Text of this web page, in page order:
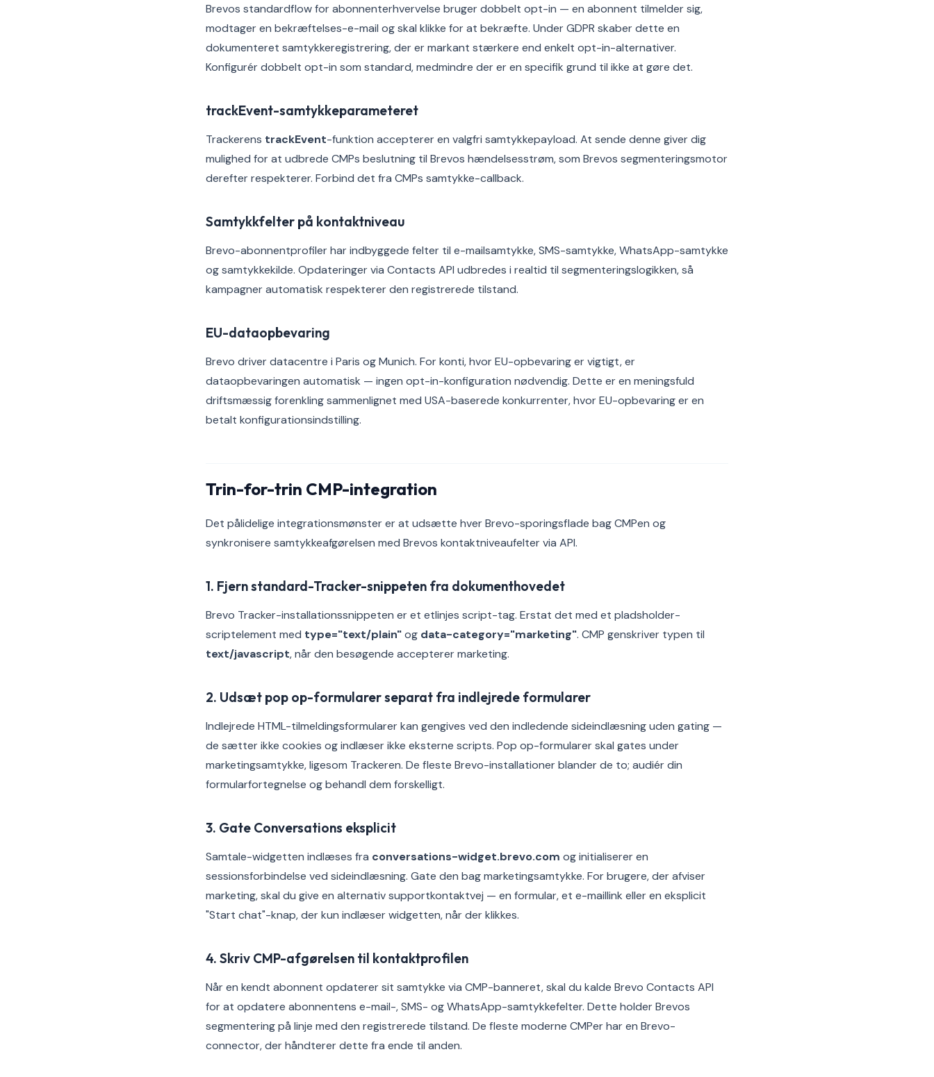
Brevos standardflow for abonnenterhvervelse bruger dobbelt opt-in — en abonnent tilmelder sig,
modtager en bekræftelses-e-mail og skal klikke for at bekræfte. Under GDPR skaber dette en
dokumenteret samtykkeregistrering, der er markant stærkere end enkelt opt-in-alternativer.
Konfigurér dobbelt opt-in som standard, medmindre der er en specifik grund til ikke at gøre det.
trackEvent-samtykkeparameteret
Trackerens trackEvent-funktion accepterer en valgfri samtykkepayload. At sende denne giver dig
mulighed for at udbrede CMPs beslutning til Brevos hændelsesstrøm, som Brevos segmenteringsmotor
derefter respekterer. Forbind det fra CMPs samtykke-callback.
Samtykkfelter på kontaktniveau
Brevo-abonnentprofiler har indbyggede felter til e-mailsamtykke, SMS-samtykke, WhatsApp-samtykke
og samtykkekilde. Opdateringer via Contacts API udbredes i realtid til segmenteringslogikken, så
kampagner automatisk respekterer den registrerede tilstand.
EU-dataopbevaring
Brevo driver datacentre i Paris og Munich. For konti, hvor EU-opbevaring er vigtigt, er
dataopbevaringen automatisk — ingen opt-in-konfiguration nødvendig. Dette er en meningsfuld
driftsmæssig forenkling sammenlignet med USA-baserede konkurrenter, hvor EU-opbevaring er en
betalt konfigurationsindstilling.
Trin-for-trin CMP-integration
Det pålidelige integrationsmønster er at udsætte hver Brevo-sporingsflade bag CMPen og
synkronisere samtykkeafgørelsen med Brevos kontaktniveaufelter via API.
1. Fjern standard-Tracker-snippeten fra dokumenthovedet
Brevo Tracker-installationssnippeten er et etlinjes script-tag. Erstat det med et pladsholder-
scriptelement med type="text/plain"og data-category="marketing". CMP genskriver typen til
text/javascript, når den besøgende accepterer marketing.
2. Udsæt pop op-formularer separat fra indlejrede formularer
Indlejrede HTML-tilmeldingsformularer kan gengives ved den indledende sideindlæsning uden gating —
de sætter ikke cookies og indlæser ikke eksterne scripts. Pop op-formularer skal gates under
marketingsamtykke, ligesom Trackeren. De fleste Brevo-installationer blander de to; audiér din
formularfortegnelse og behandl dem forskelligt.
3. Gate Conversations eksplicit
Samtale-widgetten indlæses fra conversations-widget.brevo.com og initialiserer en
sessionsforbindelse ved sideindlæsning. Gate den bag marketingsamtykke. For brugere, der afviser
marketing, skal du give en alternativ supportkontaktvej — en formular, et e-maillink eller en eksplicit
"Start chat"-knap, der kun indlæser widgetten, når der klikkes.
4. Skriv CMP-afgørelsen til kontaktprofilen
Når en kendt abonnent opdaterer sit samtykke via CMP-banneret, skal du kalde Brevo Contacts API
for at opdatere abonnentens e-mail-, SMS- og WhatsApp-samtykkefelter. Dette holder Brevos
segmentering på linje med den registrerede tilstand. De fleste moderne CMPer har en Brevo-
connector, der håndterer dette fra ende til anden.